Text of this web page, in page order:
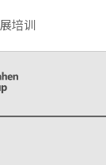
培训